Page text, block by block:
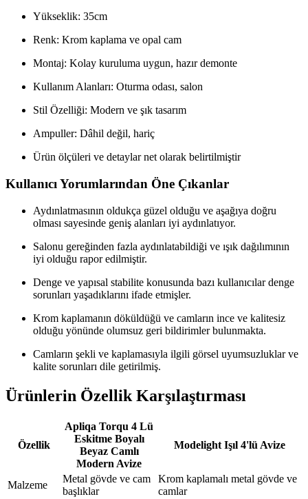
Yükseklik: 35cm
Renk: Krom kaplama ve opal cam
Montaj: Kolay kuruluma uygun, hazır demonte
Kullanım Alanları: Oturma odası, salon
Stil Özelliği: Modern ve şık tasarım
Ampuller: Dâhil değil, hariç
Ürün ölçüleri ve detaylar net olarak belirtilmiştir
Kullanıcı Yorumlarından Öne Çıkanlar
Aydınlatmasının oldukça güzel olduğu ve aşağıya doğru
olması sayesinde geniş alanları iyi aydınlatıyor.
Salonu gereğinden fazla aydınlatabildiği ve ışık dağılımının
iyi olduğu rapor edilmiştir.
Denge ve yapısal stabilite konusunda bazı kullanıcılar denge
sorunları yaşadıklarını ifade etmişler.
Krom kaplamanın döküldüğü ve camların ince ve kalitesiz
olduğu yönünde olumsuz geri bildirimler bulunmakta.
Camların şekli ve kaplamasıyla ilgili görsel uyumsuzluklar ve
kalite sorunları dile getirilmiş.
Ürünlerin Özellik Karşılaştırması
Özellik
Apliqa Torqu 4 Lü
Eskitme Boyalı
Beyaz Camlı
Modern Avize
Modelight Işıl 4'lü Avize
Malzeme
Metal gövde ve cam
başlıklar
Krom kaplamalı metal gövde ve
camlar